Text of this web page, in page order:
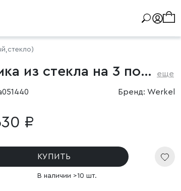
Рамка из стекла на 3 поста Favorit черный еще
Бренд: Werkel
₽
КУПИТЬ
В наличии >10 шт.